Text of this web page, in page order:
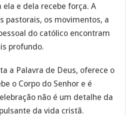
e dela recebe força. A
pastorais, os movimentos, a
do católico encontram
profundo.
a Palavra de Deus, oferece o
o Corpo do Senhor e é
não é um detalhe da
da vida cristã.